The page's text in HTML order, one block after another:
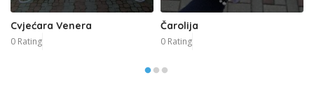
Cvjećara Venera
0 Rating
Čarolija
0 Rating